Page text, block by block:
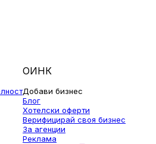
ОИНК
Добави бизнес
Блог
Хотелски оферти
Верифицирай своя бизнес
За агенции
Реклама